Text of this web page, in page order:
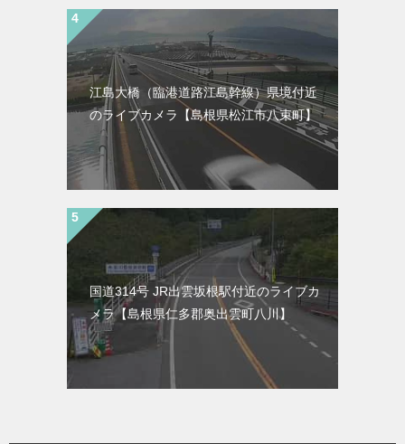
江島大橋（臨港道路江島幹線）県境付近
のライブカメラ【島根県松江市八束町】
国道314号 JR出雲坂根駅付近のライブカ
メラ【島根県仁多郡奥出雲町八川】